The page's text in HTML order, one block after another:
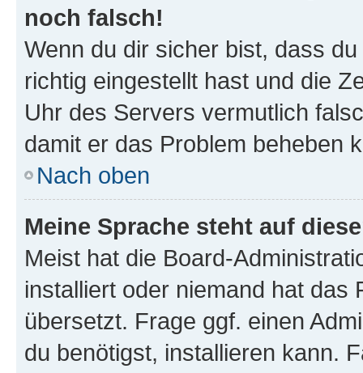
noch falsch!
Wenn du dir sicher bist, dass
richtig eingestellt hast und die
Uhr des Servers vermutlich
damit er das Problem beheben
Nach oben
Meine Sprache steht auf
Meist hat die Board-
installiert oder niemand hat das
übersetzt. Frage ggf. einen
du benötigst, installieren kann.